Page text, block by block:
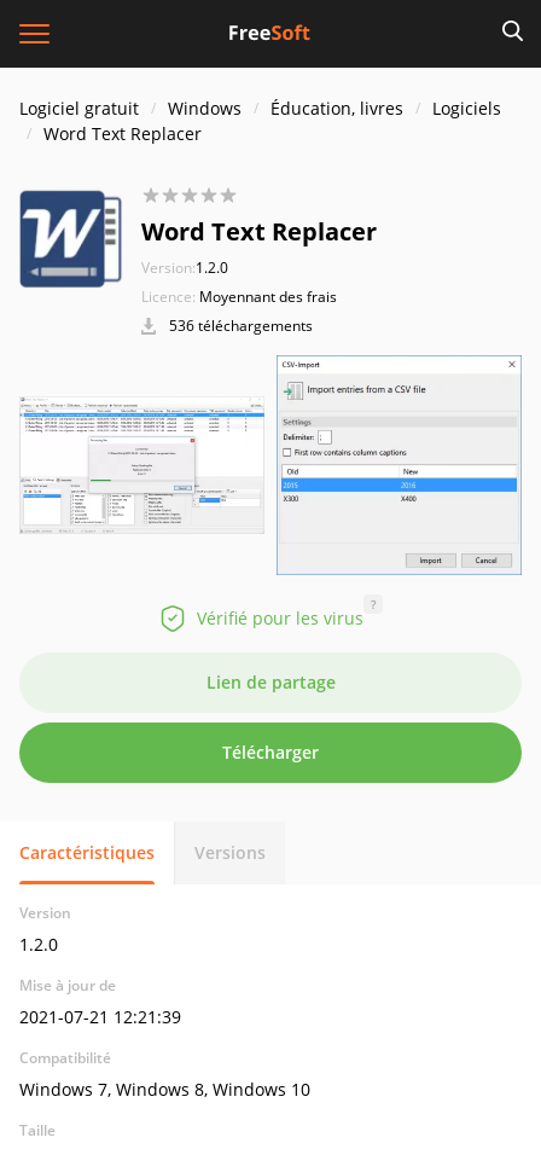
Logiciel gratuit Windows Éducation, livres
Logiciels
Word Text Replacer
Word Text Replacer
Version:1.2.0
Licence: Moyennant des frais
536 téléchargements
Vérifié pour les virus
?
Lien de partage
Télécharger
Caractéristiques Versions
Version
1.2.0
Mise à jour de
2021-07-21 12:21:39
Compatibilité
Windows 7, Windows 8, Windows 10
Taille